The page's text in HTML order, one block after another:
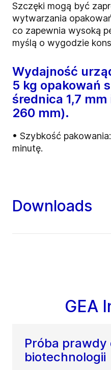
Szczęki mogą być
wytwarzania
co zapewnia wysoką
myślą o wygodzie
Wydajność
5 kg opakowań
średnica 1,7 mm
260 mm).
• Szybkość
minutę.
Downloads
GEA
Próba prawdy
biotechnologii